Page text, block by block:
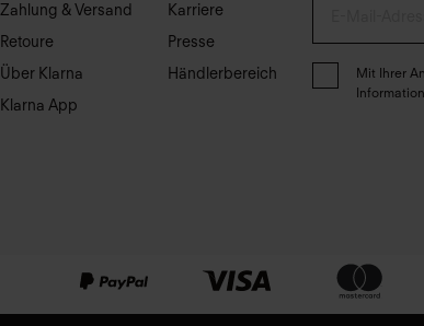
Zahlung & Versand
Retoure
Über Klarna
Klarna App
Karriere
Presse
Händlerbereich
Mit Ihrer